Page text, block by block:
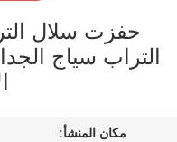
المعمل
مراقبة
حفزت سلال
مكان المنشأ: